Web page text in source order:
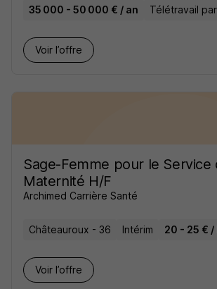
35 000 - 50 000 € / an
Télétravail
Voir l’offre
Sage-Femme pour le Service
Maternité H/F
Archimed Carrière Santé
Châteauroux - 36 Intérim 20 - 25 € /
Voir l’offre